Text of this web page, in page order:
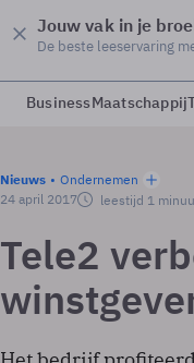
Jouw vak in je
De beste leeservaring
BusinessMaatschappij
Nieuws
Ondernemen
24 april 2017
leestijd 1
Tele2